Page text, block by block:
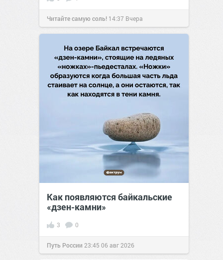
Читайте самую соль! 14:37 Вчера
Как появляются байкальские
«дзен-камни»
3 0
Путь России 23:45 06 авг 2026